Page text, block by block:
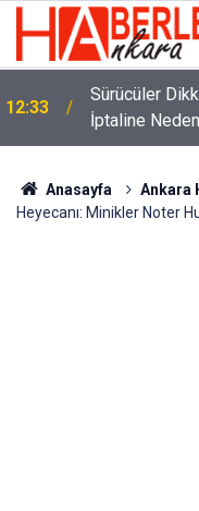
12:33
Sürücüler
İptaline
Anasayfa Ankara
Heyecanı: Minikler Noter